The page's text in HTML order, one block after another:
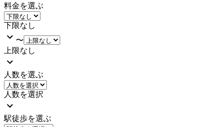
料金を選ぶ
下限なし
〜
上限なし
人数を選ぶ
人数を選択
駅徒歩を選ぶ